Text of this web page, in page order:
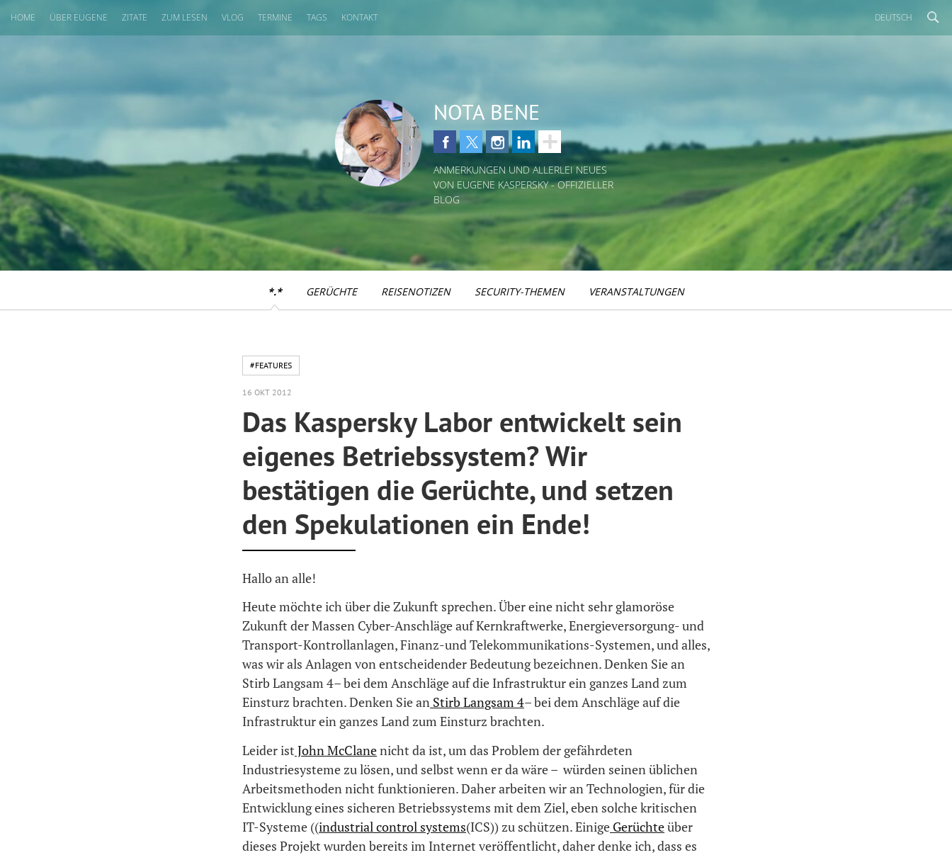
HOME ÜBER EUGENE ZITATE ZUM LESEN VLOG TERMINE TAGS KONTAKT DEUTSCH
NOTA BENE
ANMERKUNGEN UND ALLERLEI NEUES
VON EUGENE KASPERSKY - OFFIZIELLER
BLOG
*.* GERÜCHTE REISENOTIZEN SECURITY-THEMEN VERANSTALTUNGEN
#FEATURES
16 OKT 2012
Das Kaspersky Labor entwickelt sein
eigenes Betriebssystem? Wir
bestätigen die Gerüchte, und setzen
den Spekulationen ein Ende!
Hallo an alle!
Heute möchte ich über die Zukunft sprechen. Über eine nicht sehr glamoröse
Zukunft der Massen Cyber-Anschläge auf Kernkraftwerke, Energieversorgung- und
Transport-Kontrollanlagen, Finanz-und Telekommunikations-Systemen, und alles,
was wir als Anlagen von entscheidender Bedeutung bezeichnen. Denken Sie an
Stirb Langsam 4– bei dem Anschläge auf die Infrastruktur ein ganzes Land zum
Einsturz brachten. Denken Sie an Stirb Langsam 4– bei dem Anschläge auf die
Infrastruktur ein ganzes Land zum Einsturz brachten.
Leider ist John McClanenicht da ist, um das Problem der gefährdeten
Industriesysteme zu lösen, und selbst wenn er da wäre – würden seinen üblichen
Arbeitsmethoden nicht funktionieren. Daher arbeiten wir an Technologien, für die
Entwicklung eines sicheren Betriebssystems mit dem Ziel, eben solche kritischen
IT-Systeme ((industrial control systems(ICS)) zu schützen. Einige Gerüchteüber
dieses Projekt wurden bereits im Internet veröffentlicht, daher denke ich, dass es